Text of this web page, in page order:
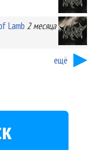
Lamb 2 месяца
ещё